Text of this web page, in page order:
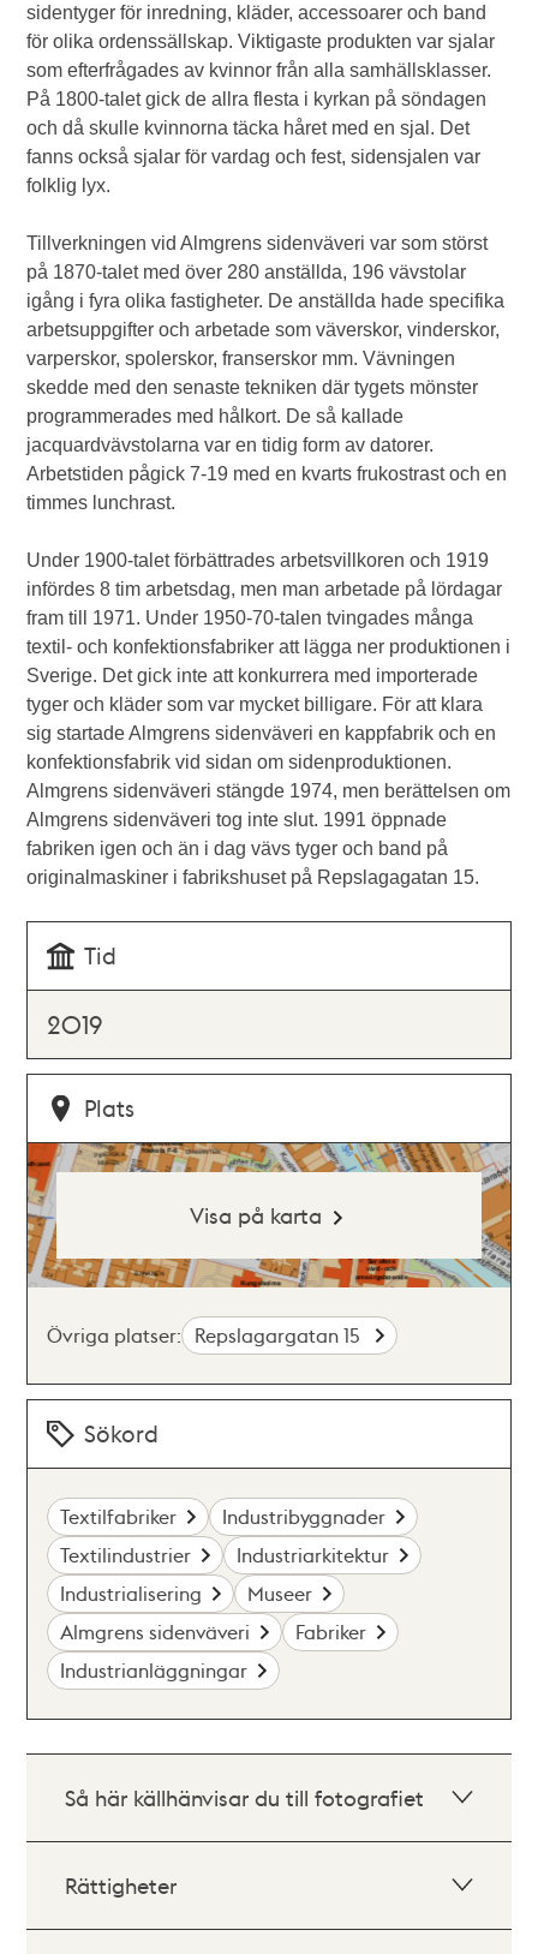
sidentyger för inredning, kläder, accessoarer och band
för olika ordenssällskap. Viktigaste produkten var sjalar
som efterfrågades av kvinnor från alla samhällsklasser.
På 1800-talet gick de allra flesta i kyrkan på söndagen
och då skulle kvinnorna täcka håret med en sjal. Det
fanns också sjalar för vardag och fest, sidensjalen var
folklig lyx.
Tillverkningen vid Almgrens sidenväveri var som störst
på 1870-talet med över 280 anställda, 196 vävstolar
igång i fyra olika fastigheter. De anställda hade specifika
arbetsuppgifter och arbetade som väverskor, vinderskor,
varperskor, spolerskor, franserskor mm. Vävningen
skedde med den senaste tekniken där tygets mönster
programmerades med hålkort. De så kallade
jacquardvävstolarna var en tidig form av datorer.
Arbetstiden pågick 7-19 med en kvarts frukostrast och en
timmes lunchrast.
Under 1900-talet förbättrades arbetsvillkoren och 1919
infördes 8 tim arbetsdag, men man arbetade på lördagar
fram till 1971. Under 1950-70-talen tvingades många
textil- och konfektionsfabriker att lägga ner produktionen i
Sverige. Det gick inte att konkurrera med importerade
tyger och kläder som var mycket billigare. För att klara
sig startade Almgrens sidenväveri en kappfabrik och en
konfektionsfabrik vid sidan om sidenproduktionen.
Almgrens sidenväveri stängde 1974, men berättelsen om
Almgrens sidenväveri tog inte slut. 1991 öppnade
fabriken igen och än i dag vävs tyger och band på
originalmaskiner i fabrikshuset på Repslagagatan 15.
Tid
2019
Plats
Visa på karta
Övriga platser: Repslagargatan 15
Sökord
Textilfabriker
Industribyggnader
Textilindustrier
Industriarkitektur
Industrialisering
Museer
Almgrens sidenväveri
Fabriker
Industrianläggningar
Så här källhänvisar du till fotografiet
Rättigheter